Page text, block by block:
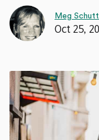
Meg
Oct 25,